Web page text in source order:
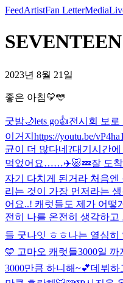
FeedArtistFan LetterMedia
2023년 8월 21일
좋은 아침💛🩵
굿밤🌙lets go👍전시회 보
이거지 https://youtu.be/
균이 더 많다네?대기시간
먹었어요……✈️🐷💤잘 도
자기 다치게 된거라 처음
리는 것이 가장 먼저라는
어요..! 캐럿들도 제가 어떻
전히 나를 온전히 생각하
들 굿나잇 ㅎㅎ나는 열심
🩵 고마오 캐럿들3000일
3000만큼 하니해~💕데뷔하